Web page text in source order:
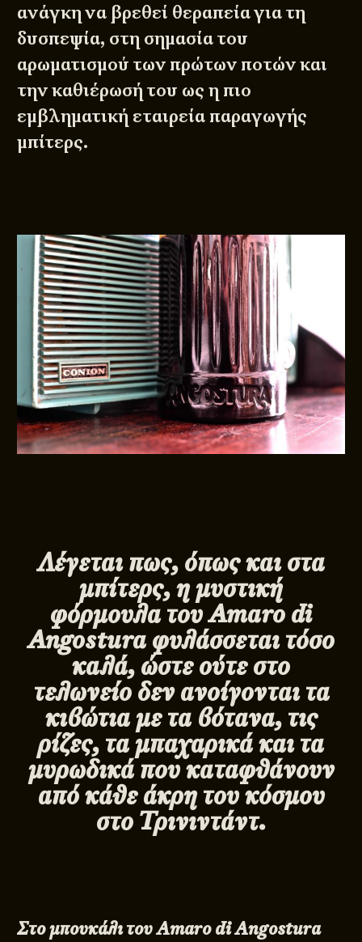
ανάγκη να βρεθεί θεραπεία για τη
δυσπεψία, στη σημασία του
αρωματισμού των πρώτων ποτών και
την καθιέρωσή του ως η πιο
εμβληματική εταιρεία παραγωγής
μπίτερς.
Λέγεται πως, όπως και στα
μπίτερς, η μυστική
φόρμουλα τουAmaro di
Angosturaφυλάσσεται τόσο
καλά, ώστε ούτε στο
τελωνείο δεν ανοίγονται τα
κιβώτια με τα βότανα, τις
ρίζες, τα μπαχαρικά και τα
μυρωδικά που καταφθάνουν
από κάθε άκρη του κόσμου
στο Τρινιντάντ.
Στο μπουκάλι τουAmaro diAngostura